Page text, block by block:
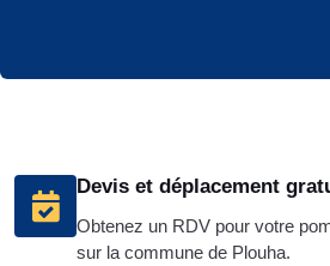
Devis et déplacement
Obtenez un RDV pour votre
sur la commune de Plouha.